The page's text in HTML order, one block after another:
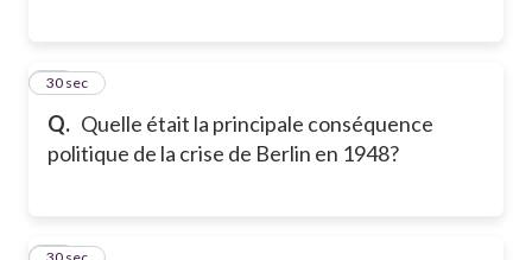
Q. Quelle était la principale conséquence
politique de la crise de Berlin en 1948?
15
30 sec